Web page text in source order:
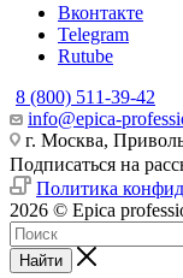
Вконтакте
Telegram
Rutube
8 (800) 511-39-42
info@epica-
г. Москва,
Подписаться на
Политика
2026 © Epica
Найти